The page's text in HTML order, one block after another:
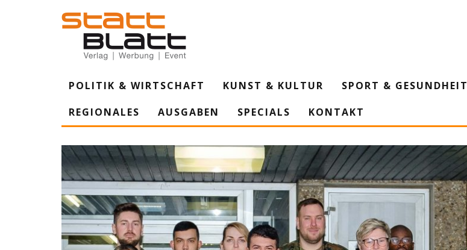
POLITIK & WIRTSCHAFT KUNST & KULTUR SPORT & GESUNDHEIT
REGIONALES
AUSGABEN SPECIALS KONTAKT